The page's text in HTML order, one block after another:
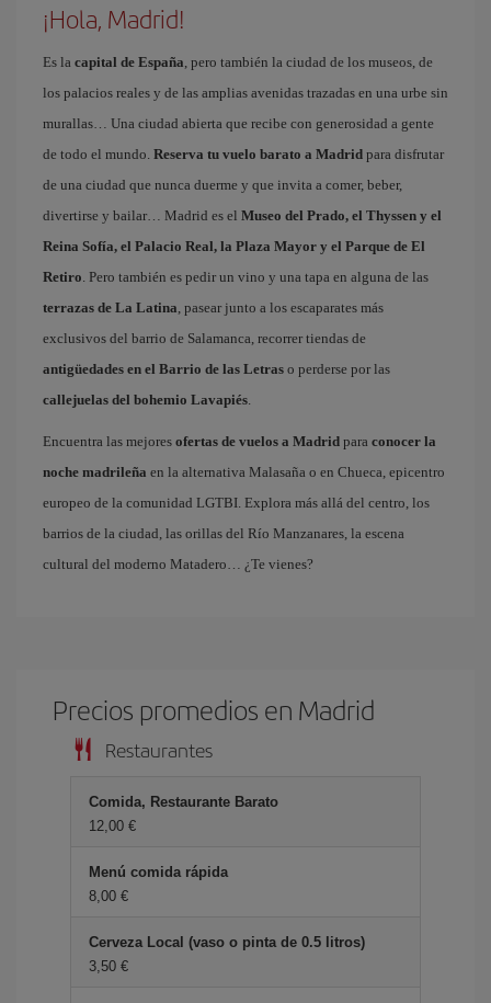
¡Hola, Madrid!
Es la capital de España, pero también la ciudad de los museos, de
los palacios reales y de las amplias avenidas trazadas en una urbe sin
murallas… Una ciudad abierta que recibe con generosidad a gente
de todo el mundo. Reserva tu vuelo barato a Madrid para disfrutar
de una ciudad que nunca duerme y que invita a comer, beber,
divertirse y bailar… Madrid es el Museo del Prado, el Thyssen y el
Reina Sofía, el Palacio Real, la Plaza Mayor y el Parque de El
Retiro. Pero también es pedir un vino y una tapa en alguna de las
terrazas de La Latina, pasear junto a los escaparates más
exclusivos del barrio de Salamanca, recorrer tiendas de
antigüedades en el Barrio de las Letras o perderse por las
callejuelas del bohemio Lavapiés.
Encuentra las mejores ofertas de vuelos a Madrid para conocer la
noche madrileña en la alternativa Malasaña o en Chueca, epicentro
europeo de la comunidad LGTBI. Explora más allá del centro, los
barrios de la ciudad, las orillas del Río Manzanares, la escena
cultural del moderno Matadero… ¿Te vienes?
Precios promedios en Madrid
Restaurantes
Comida, Restaurante Barato
12,00 €
Menú comida rápida
8,00 €
Cerveza Local (vaso o pinta de 0.5 litros)
3,50 €